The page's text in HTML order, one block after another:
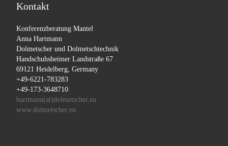
Kontakt
Konferenzberatung Mantel
Anna Hartmann
Dolmetscher und Dolmetschtechnik
Handschuhsheimer Landstraße 67
69121 Heidelberg, Germany
+49-6221-783283
+49-173-3648710
hartmann(at)dolmetscher.eu
www.dolmetscher.eu